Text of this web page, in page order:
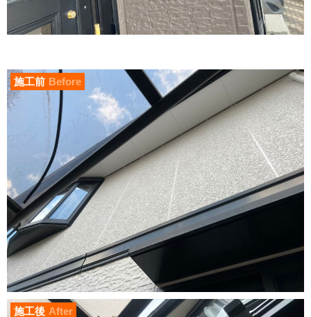
施工前 Before
施工後 After